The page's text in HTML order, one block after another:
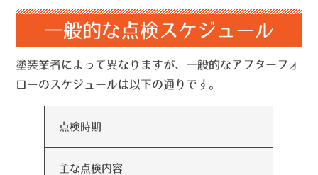
一般的な点検スケジュール
塗装業者によって異なりますが、一般的なアフターフォ
ローのスケジュールは以下の通りです。
点検時期
主な点検内容